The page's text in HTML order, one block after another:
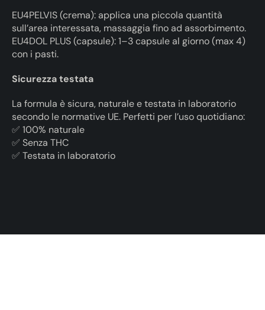
EU4PELVIS (crema): applica una piccola quantità
sull’area interessata, massaggia fino ad assorbimento.
EU4DOL PLUS (capsule): 1–3 capsule al giorno (max 4)
con i pasti.
Sicurezza testata
La formula è sicura, naturale e testata in laboratorio
secondo le normative UE. Perfetti per l’uso quotidiano:
✅ 100% naturale
✅ Senza THC
✅ Testata in laboratorio